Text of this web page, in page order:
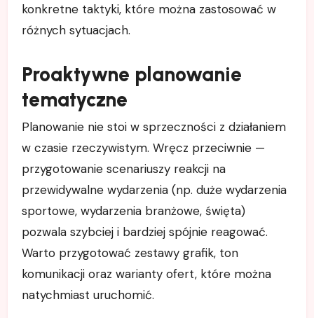
konkretne taktyki, które można zastosować w
różnych sytuacjach.
Proaktywne planowanie
tematyczne
Planowanie nie stoi w sprzeczności z działaniem
w czasie rzeczywistym. Wręcz przeciwnie —
przygotowanie scenariuszy reakcji na
przewidywalne wydarzenia (np. duże wydarzenia
sportowe, wydarzenia branżowe, święta)
pozwala szybciej i bardziej spójnie reagować.
Warto przygotować zestawy grafik, ton
komunikacji oraz warianty ofert, które można
natychmiast uruchomić.